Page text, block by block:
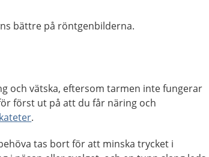
bättre på röntgenbilderna.
och vätska, eftersom tarmen inte fungerar
först ut på att du får näring och
.
tas bort för att minska trycket i